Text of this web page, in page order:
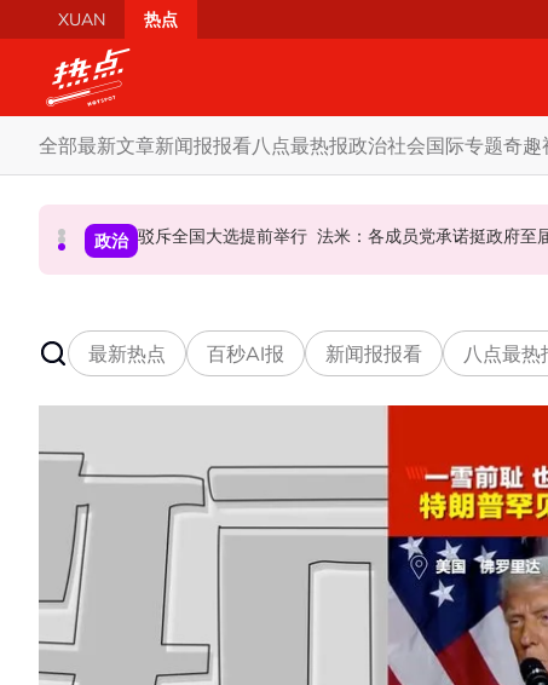
Skip to main content
XUAN 热点
全部最新文章新闻报报看八点最热报政治社会国际专题奇趣
政治 要求安华解释为何冻结MyKHAS权
政治 驳斥全国大选提前举行 法米：各成员党承诺挺政府
国际 AI电影沦“反面教材”？ 狮城本土电影公司国庆献礼
最新热点 百秒AI报 新闻报报看 八点最热